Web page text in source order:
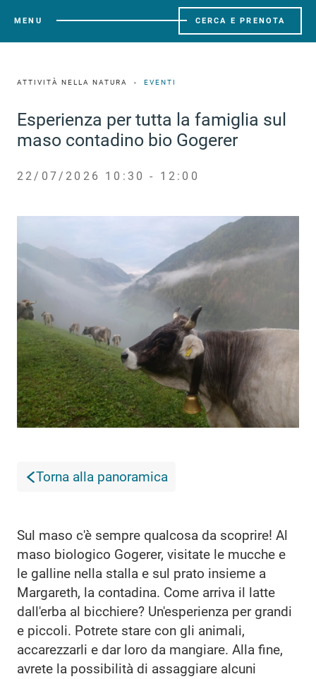
MENU CERCA E PRENOTA
ATTIVITÀ NELLA NATURA EVENTI
Esperienza per tutta la famiglia sul
maso contadino bio Gogerer
22/07/2026 10:30 - 12:00
Torna alla panoramica
Sul maso c'è sempre qualcosa da scoprire! Al
maso biologico Gogerer, visitate le mucche e
le galline nella stalla e sul prato insieme a
Margareth, la contadina. Come arriva il latte
dall'erba al bicchiere? Un'esperienza per grandi
e piccoli. Potrete stare con gli animali,
accarezzarli e dar loro da mangiare. Alla fine,
avrete la possibilità di assaggiare alcuni